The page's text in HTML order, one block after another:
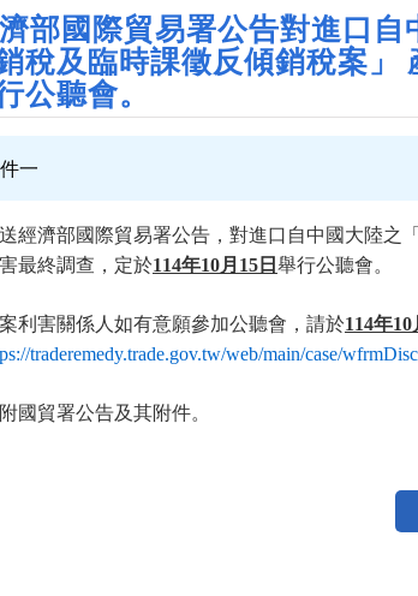
部國際貿易署公告對進口
稅及臨時課徵反傾銷稅案
公聽會。
一
經濟部國際貿易署公告，對進口自中國大陸之
最終調查，定於114年10月15日 舉行公聽會。
利害關係人如有意願參加公聽會，請於114年
traderemedy.trade.gov.tw/web/main/case/
國貿署公告及其附件。